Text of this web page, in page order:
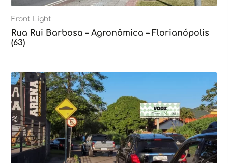
Front Light
Rua Rui Barbosa – Agronômica – Florianópolis
(63)